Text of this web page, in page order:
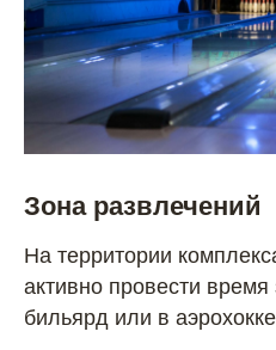
Зона развлечений
На территории
активно провести время
бильярд или в